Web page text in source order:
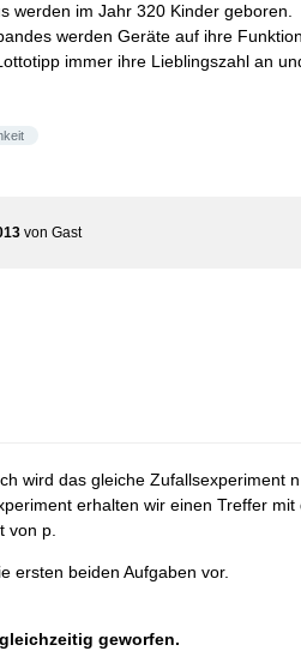
werden im Jahr 320 Kinder geboren.
werden Geräte auf ihre
immer ihre Lieblingszahl an
von Gast
wird das gleiche Zufallsexperiment
erhalten wir einen Treffer mit
von p.
ersten beiden Aufgaben vor.
geworfen.